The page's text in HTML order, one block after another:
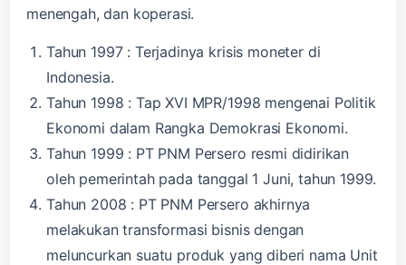
menengah, dan koperasi.
Tahun 1997 : Terjadinya krisis moneter di
Indonesia.
Tahun 1998 : Tap XVI MPR/1998 mengenai Politik
Ekonomi dalam Rangka Demokrasi Ekonomi.
Tahun 1999 : PT PNM Persero resmi didirikan
oleh pemerintah pada tanggal 1 Juni, tahun 1999.
Tahun 2008 : PT PNM Persero akhirnya
melakukan transformasi bisnis dengan
meluncurkan suatu produk yang diberi nama Unit